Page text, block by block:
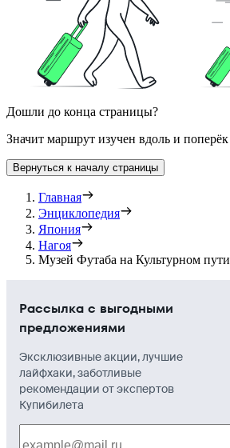
Дошли до конца страницы?
Значит маршрут изучен вдоль и поперёк
Вернуться к началу страницы
Главная
Энциклопедия
Япония
Нагоя
Музей Футаба на Культурном пути
Рассылка с выгодными
предложениями
Эксклюзивные акции, лучшие
лайфхаки, заботливые
рекомендации от экспертов
Купибилета